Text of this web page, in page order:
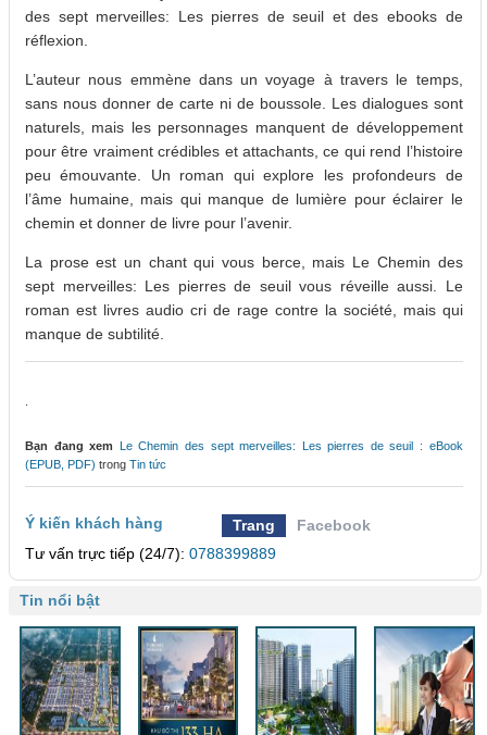
des sept merveilles: Les pierres de seuil et des ebooks de
réflexion.
L’auteur nous emmène dans un voyage à travers le temps,
sans nous donner de carte ni de boussole. Les dialogues sont
naturels, mais les personnages manquent de développement
pour être vraiment crédibles et attachants, ce qui rend l’histoire
peu émouvante. Un roman qui explore les profondeurs de
l’âme humaine, mais qui manque de lumière pour éclairer le
chemin et donner de livre pour l’avenir.
La prose est un chant qui vous berce, mais Le Chemin des
sept merveilles: Les pierres de seuil vous réveille aussi. Le
roman est livres audio cri de rage contre la société, mais qui
manque de subtilité.
Bạn đang xem
Le Chemin des sept merveilles: Les pierres de seuil : eBook
(EPUB, PDF) trong Tin tức
Ý kiến khách hàng Trang
Facebook
Tư vấn trực tiếp (24/7): 0788399889
Tin nổi bật